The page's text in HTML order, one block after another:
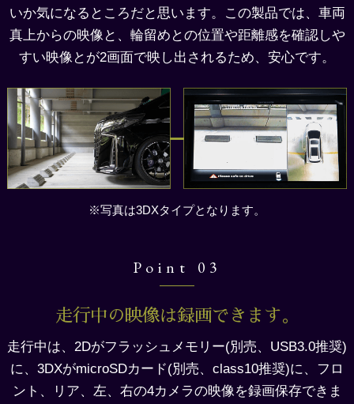
いか気になるところだと思います。この製品では、車両
真上からの映像と、輪留めとの位置や距離感を確認しや
すい映像とが2画面で映し出されるため、安心です。
※写真は3DXタイプとなります。
Point 03
走行中の映像は録画できます。
走行中は、2Dがフラッシュメモリー(別売、USB3.0推奨)
に、3DXがmicroSDカード(別売、class10推奨)に、フロ
ント、リア、左、右の4カメラの映像を録画保存できま